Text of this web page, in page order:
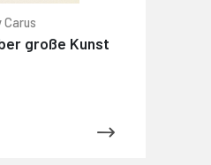
Carus
große Kunst